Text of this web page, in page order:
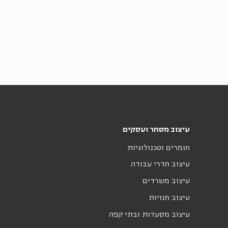
עיצוב מסחר ועסקים
חומרים וטכנולוגיות
עיצוב חדרי עבודה
עיצוב משרדים
עיצוב חנויות
עיצוב מסעדות ובתי קפה